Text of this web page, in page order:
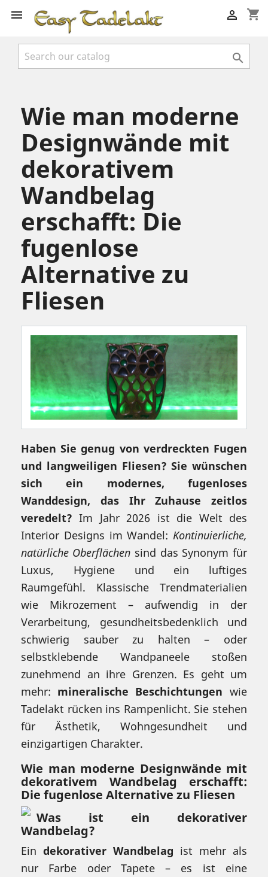
 shopping_cart


Wie man moderne
Designwände mit
dekorativem
Wandbelag
erschafft: Die
fugenlose
Alternative zu
Fliesen
Haben Sie genug von verdreckten Fugen
und langweiligen Fliesen? Sie wünschen
sich ein modernes, fugenloses
Wanddesign, das Ihr Zuhause zeitlos
veredelt? Im Jahr 2026 ist die Welt des
Interior Designs im Wandel: Kontinuierliche,
natürliche Oberflächen sind das Synonym für
Luxus, Hygiene und ein luftiges
Raumgefühl. Klassische Trendmaterialien
wie Mikrozement – aufwendig in der
Verarbeitung, gesundheitsbedenklich und
schwierig sauber zu halten – oder
selbstklebende Wandpaneele stoßen
zunehmend an ihre Grenzen. Es geht um
mehr: mineralische Beschichtungen wie
Tadelakt rücken ins Rampenlicht. Sie stehen
für Ästhetik, Wohngesundheit und
einzigartigen Charakter.
Wie man moderne Designwände mit
dekorativem Wandbelag erschafft:
Die fugenlose Alternative zu Fliesen
Was ist ein dekorativer
Wandbelag?
Ein dekorativer Wandbelag ist mehr als
nur Farbe oder Tapete – es ist eine